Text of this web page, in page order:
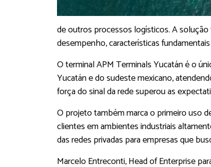
de outros processos logísticos. A
desempenho, características
O terminal APM Terminals Yucatán é o
Yucatán e do sudeste mexicano,
força do sinal da rede superou as
O projeto também marca o primeiro uso
clientes em ambientes industriais
das redes privadas para empresas que
Marcelo Entreconti, Head of Enterprise